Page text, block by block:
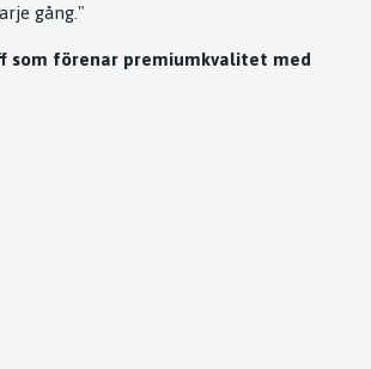
gång."
som förenar premiumkvalitet med